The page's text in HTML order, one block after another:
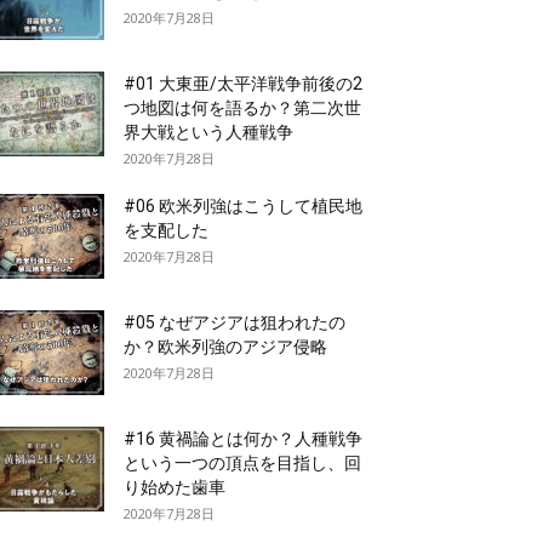
2020年7月28日
#01 大東亜/太平洋戦争前後の2
つ地図は何を語るか？第二次世
界大戦という人種戦争
2020年7月28日
#06 欧米列強はこうして植民地
を支配した
2020年7月28日
#05 なぜアジアは狙われたの
か？欧米列強のアジア侵略
2020年7月28日
#16 黄禍論とは何か？人種戦争
という一つの頂点を目指し、回
り始めた歯車
2020年7月28日